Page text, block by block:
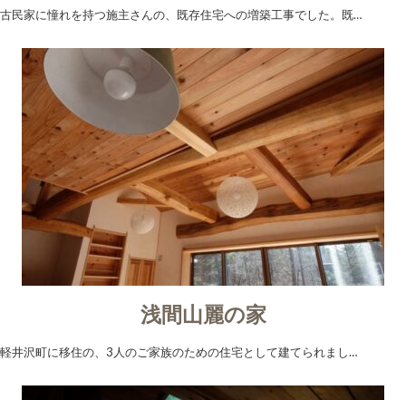
古民家に憧れを持つ施主さんの、既存住宅への増築工事でした。既…
浅間山麗の家
軽井沢町に移住の、3人のご家族のための住宅として建てられまし…